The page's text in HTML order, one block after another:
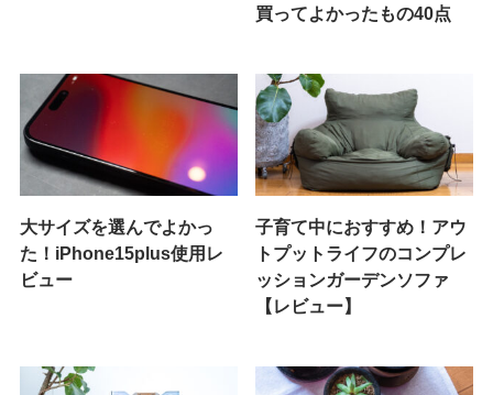
買ってよかったもの40点
大サイズを選んでよかっ
た！iPhone15plus使用レ
ビュー
子育て中におすすめ！アウ
トプットライフのコンプレ
ッションガーデンソファ
【レビュー】